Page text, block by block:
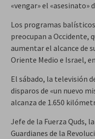
«vengar» el «asesinato»
Los programas
preocupan a Occidente,
aumentar el alcance de
Oriente Medio e Israel,
El sábado, la televisión
disparos de «un nuevo
alcanza de 1.650
Jefe de la Fuerza Quds,
Guardianes de la